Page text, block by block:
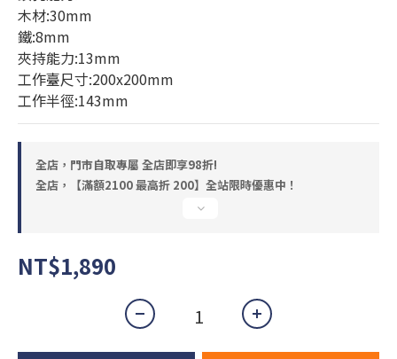
木材:30mm
鐵:8mm
夾持能力:13mm
工作臺尺寸:200x200mm
工作半徑:143mm
全店，門市自取專屬 全店即享98折!
全店，【滿額2100 最高折 200】全站限時優惠中！
NT$1,890